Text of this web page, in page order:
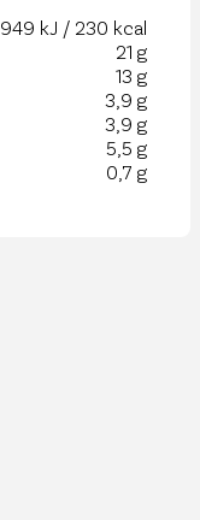
949 kJ / 230 kcal
21 g
13 g
3,9 g
3,9 g
5,5 g
0,7 g